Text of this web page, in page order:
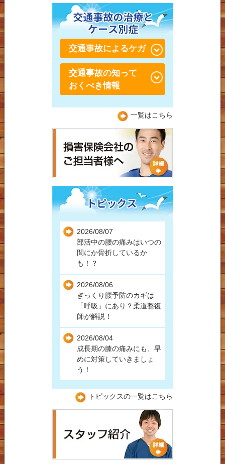
アキレス腱炎（周囲炎）
シーバー病・セーバー
病・踵骨骨端症（しょう
こつこったんしょう）
陸上での足首の怪我
水泳での肩の怪我
水泳での膝の怪我
交通事故によるケガ
交通事故・むち打ち症
交通事故 捻挫・肉離れ
交通事故 膝痛
交通事故 肘・手首痛
交通事故後の肩こり
交通事故の知って
おくべき情報
交通事故の保険につい
交通事故で整形外科と接
骨院の上手な通院方法
バイク事故
自損事故
人身事故
高速事故
労災保険での受診につい
て
一覧はこちら
2026/08/07
部活中の腰の痛みはいつの
間にか骨折しているか
も！？
2026/08/06
ぎっくり腰予防のカギは
「呼吸」にあり？柔道整復
師が解説！
2026/08/04
成長期の膝の痛みにも、早
めに対策していきましょ
う！
トピックスの一覧はこちら